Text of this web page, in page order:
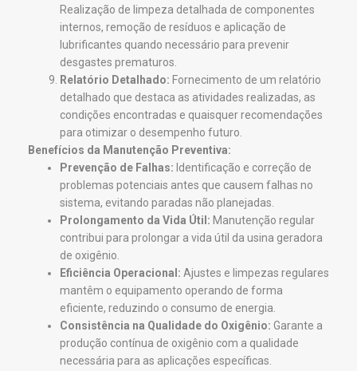
Realização de limpeza detalhada de componentes
internos, remoção de resíduos e aplicação de
lubrificantes quando necessário para prevenir
desgastes prematuros.
Relatório Detalhado: Fornecimento de um relatório
detalhado que destaca as atividades realizadas, as
condições encontradas e quaisquer recomendações
para otimizar o desempenho futuro.
Benefícios da Manutenção Preventiva:
Prevenção de Falhas: Identificação e correção de
problemas potenciais antes que causem falhas no
sistema, evitando paradas não planejadas.
Prolongamento da Vida Útil: Manutenção regular
contribui para prolongar a vida útil da usina geradora
de oxigênio.
Eficiência Operacional: Ajustes e limpezas regulares
mantêm o equipamento operando de forma
eficiente, reduzindo o consumo de energia.
Consistência na Qualidade do Oxigênio: Garante a
produção contínua de oxigênio com a qualidade
necessária para as aplicações específicas.